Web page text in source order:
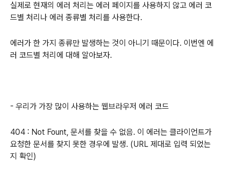
실제로 현재의 에러 처리는 에러 페이지를 사용하지 않고 에러 코
드별 처리나 에러 종류별 처리를 사용한다.
에러가 한 가지 종류만 발생하는 것이 아니기 때문이다. 이번엔 에
러 코드별 처리에 대해 알아보자.
- 우리가 가장 많이 사용하는 웹브라우저 에러 코드
404 : Not Fount, 문서를 찾을 수 없음. 이 에러는 클라이언트가
요청한 문서를 찾지 못한 경우에 발생. (URL 제대로 입력 되었는
지 확인)